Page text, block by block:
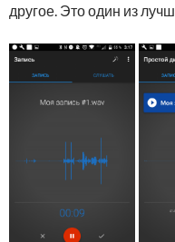
другое. Это один из